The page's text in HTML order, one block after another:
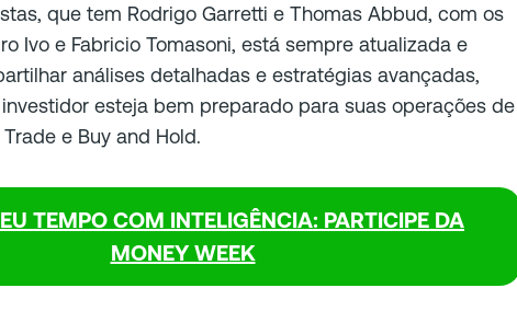
que tem Rodrigo Garretti e Thomas Abbud, com os
Ivo e Fabricio Tomasoni, está sempre atualizada e
análises detalhadas e estratégias avançadas,
esteja bem preparado para suas operações de
e Buy and Hold.
TEMPO COM INTELIGÊNCIA: PARTICIPE DA
MONEY WEEK